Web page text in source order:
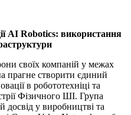
AI Robotics: використання
своїх компаній у межах
прагне створити єдиний
в робототехніці та
Фізичного ШІ. Група
досвід у виробництві та